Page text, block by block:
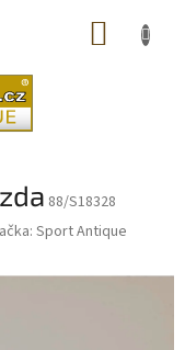
88/S18328
Sport Antique